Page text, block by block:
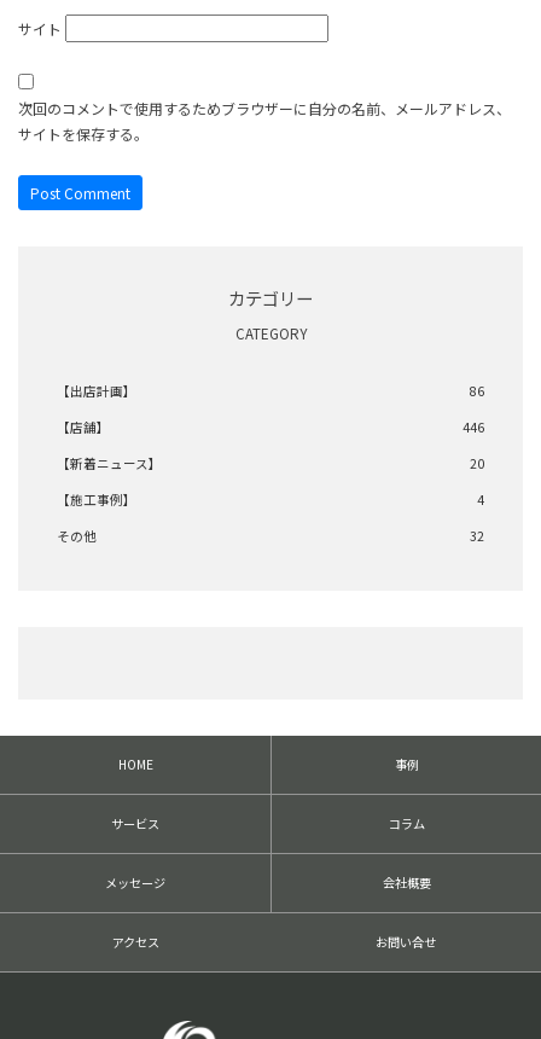
サイト
次回のコメントで使用するためブラウザーに自分の名前、メールアドレス、
サイトを保存する。
カテゴリー
CATEGORY
【出店計画】
86
【店舗】
446
【新着ニュース】
20
【施工事例】
4
その他
32
HOME 事例
サービス コラム
メッセージ 会社概要
アクセス お問い合せ